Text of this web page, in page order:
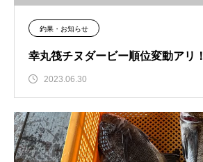
釣果・お知らせ
幸丸筏チヌダービー順位変動アリ！
2023.06.30